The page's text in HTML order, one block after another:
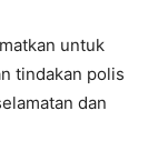
untuk
tindakan polis
dan